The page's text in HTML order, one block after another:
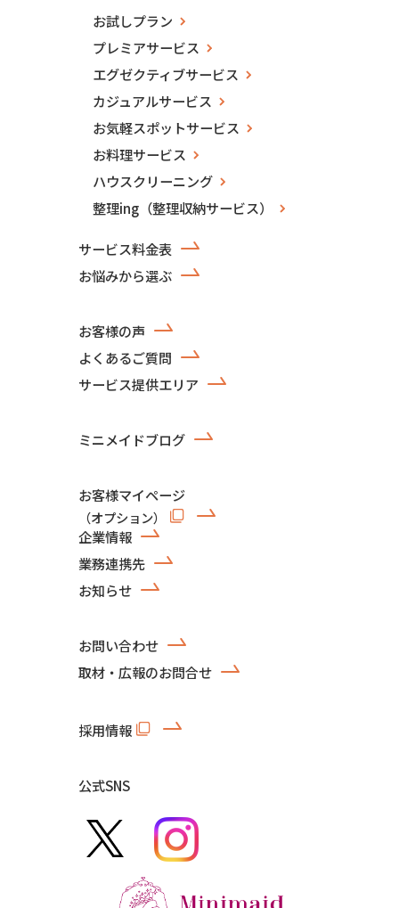
お試しプラン
プレミアサービス
エグゼクティブサービス
カジュアルサービス
お気軽スポットサービス
お料理サービス
ハウスクリーニング
整理ing（整理収納サービス）
サービス料金表
お悩みから選ぶ
お客様の声
よくあるご質問
サービス提供エリア
ミニメイドブログ
お客様マイページ
（オプション）
企業情報
業務連携先
お知らせ
お問い合わせ
取材・広報のお問合せ
採用情報
公式SNS